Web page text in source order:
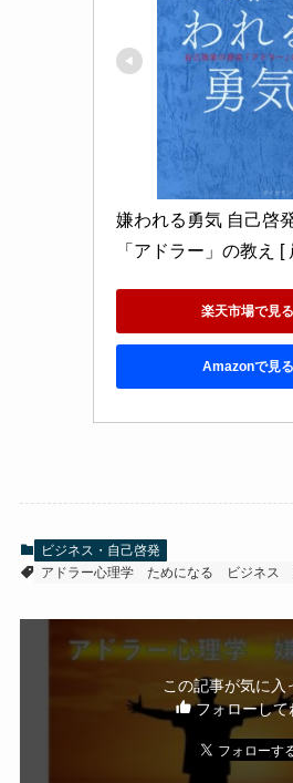
嫌われる勇気 自己啓
「アドラー」の教え [
楽天市場で見る
Amazonで見る
ビジネス・自己啓発
アドラー心理学
ためになる ビジネス
この記事が気に入
フォローして